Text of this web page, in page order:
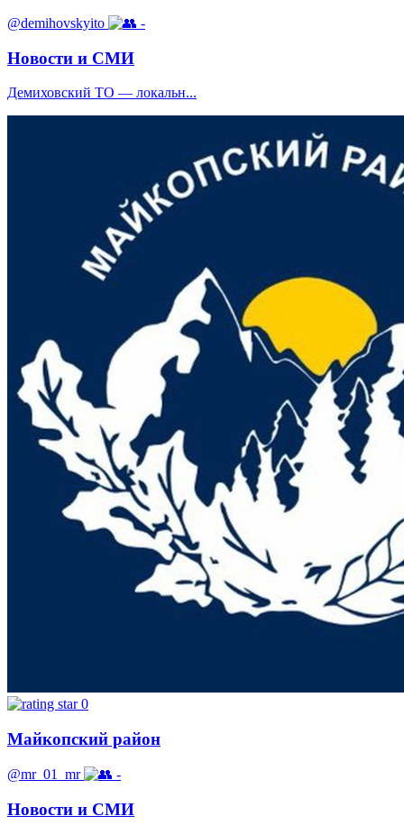
@demihovskyito -
Новости и СМИ
Демиховский ТО — локальн...
0
Майкопский район
@mr_01_mr -
Новости и СМИ